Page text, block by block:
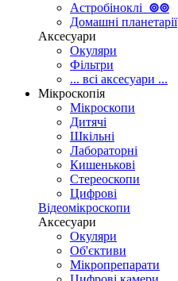
Астробіноклі ⊚⊚
Домашні планетарії
Аксесуари
Окуляри
Фільтри
... всі аксесуари ...
Мікроскопія
Мікроскопи
Дитячі
Шкільні
Лабораторні
Кишенькові
Стереоскопи
Цифрові
Відеомікроскопи
Аксесуари
Окуляри
Об'єктиви
Мікропрепарати